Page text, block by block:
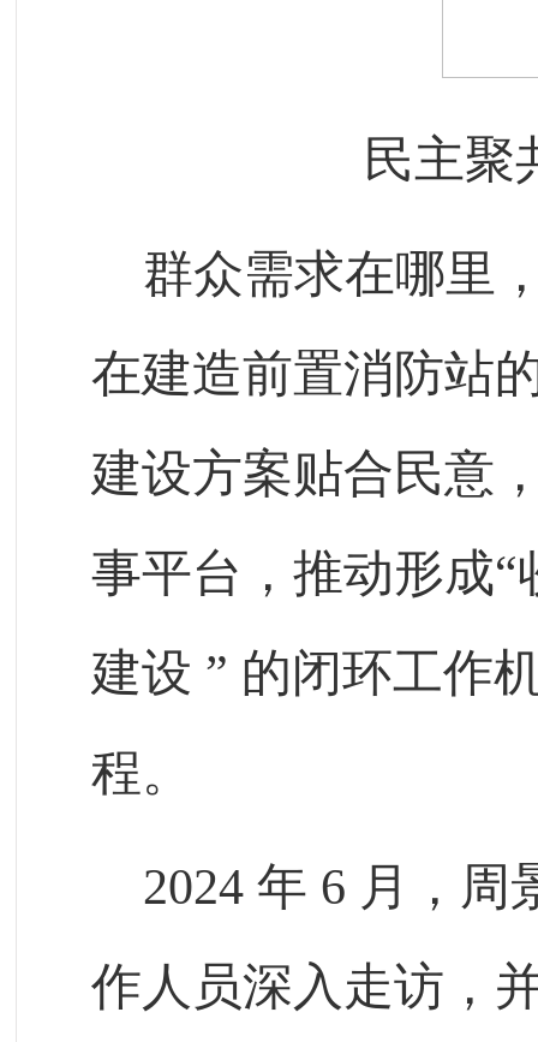
民主聚
群众需求在哪里
在建造前置消防站
建设方案贴合民意
事平台，推动形成
建设 ” 的闭环工作
程。
2024 年 6 月，周
作人员深入走访，